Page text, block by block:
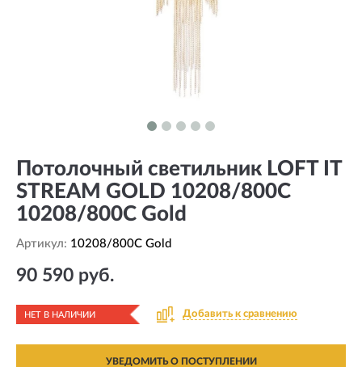
Потолочный светильник LOFT IT
STREAM GOLD 10208/800C
10208/800C Gold
Артикул: 10208/800C Gold
90 590 руб.
НЕТ В НАЛИЧИИ Добавить к сравнению
УВЕДОМИТЬ О ПОСТУПЛЕНИИ